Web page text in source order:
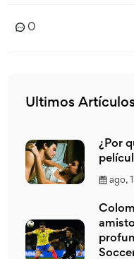
0
Ultimos Artículos
¿Por
ago,